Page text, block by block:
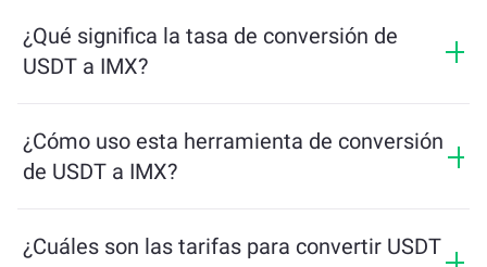
¿Qué significa la tasa de conversión de
USDT a IMX?
cambio de USDT. Esta tasa fluctúa según las
condiciones del mercado, la oferta y la demanda, y la
¿Cómo uso esta herramienta de conversión
de USDT a IMX?
intercambiar, y la herramienta calculará la cantidad
¿Cuáles son las tarifas para convertir USDT